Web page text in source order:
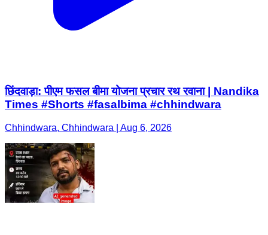
छिंदवाड़ा: पीएम फसल बीमा योजना प्रचार रथ रवाना | Nandika
Times #Shorts #fasalbima #chhindwara
Chhindwara, Chhindwara | Aug 6, 2026